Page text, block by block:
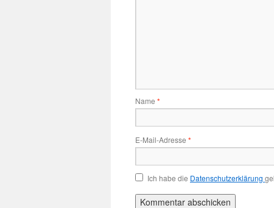
Name *
E-Mail-Adresse *
Ich habe die Datenschutzerklärung